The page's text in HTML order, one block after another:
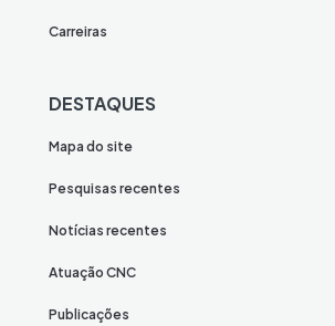
Carreiras
DESTAQUES
Mapa do site
Pesquisas recentes
Notícias recentes
Atuação CNC
Publicações